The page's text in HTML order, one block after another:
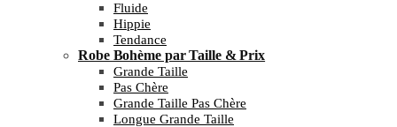
Fluide
Hippie
Tendance
Robe Bohème par Taille & Prix
Grande Taille
Pas Chère
Grande Taille Pas Chère
Longue Grande Taille